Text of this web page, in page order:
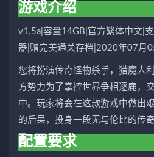
游戏介绍
v1.5a|容量14GB|官方繁体中文|
器|赠完美通关存档|2020年07月
您将扮演传奇怪物杀手，猎魔人
方势力为了掌控世界争相逐鹿，
中。玩家将会在这款游戏中做出
的后果，投身一段无与伦比的传奇
配置要求